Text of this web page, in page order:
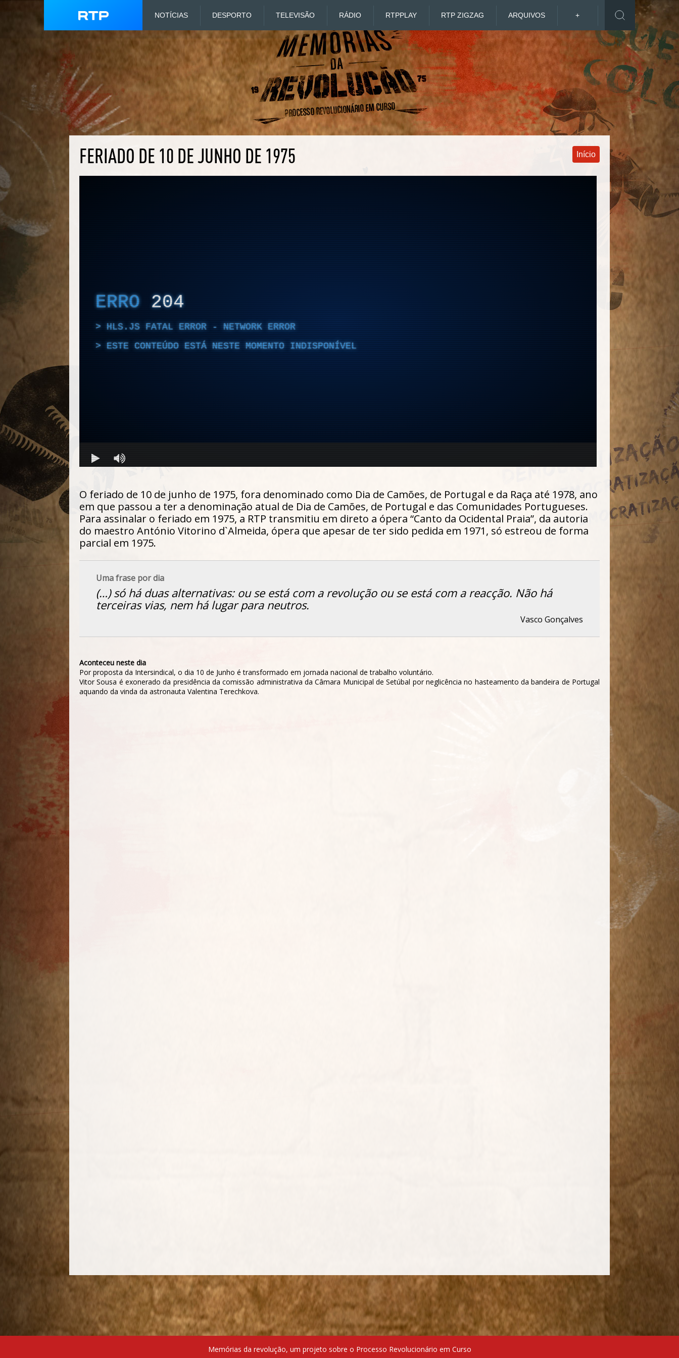
NOTÍCIAS DESPORTO TELEVISÃO RÁDIO RTPPLAY RTP ZIGZAG ARQUIVOS +
FERIADO DE 10 DE JUNHO DE 1975 Início
O feriado de 10 de junho de 1975, fora denominado como Dia de Camões, de Portugal e da Raça até 1978, ano
em que passou a ter a denominação atual de Dia de Camões, de Portugal e das Comunidades Portugueses.
Para assinalar o feriado em 1975, a RTP transmitiu em direto a ópera “Canto da Ocidental Praia”, da autoria
do maestro António Vitorino d`Almeida, ópera que apesar de ter sido pedida em 1971, só estreou de forma
parcial em 1975.
Uma frase por dia
(…) só há duas alternativas: ou se está com a revolução ou se está com a reacção. Não há
terceiras vias, nem há lugar para neutros.
Vasco Gonçalves
Aconteceu neste dia
Por proposta da Intersindical, o dia 10 de Junho é transformado em jornada nacional de trabalho voluntário.
Vitor Sousa é exonerado da presidência da comissão administrativa da Câmara Municipal de Setúbal por neglicência no hasteamento da bandeira de Portugal
aquando da vinda da astronauta Valentina Terechkova.
Memórias da revolução, um projeto sobre o Processo Revolucionário em Curso